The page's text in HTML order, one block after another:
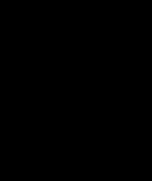
Géographie